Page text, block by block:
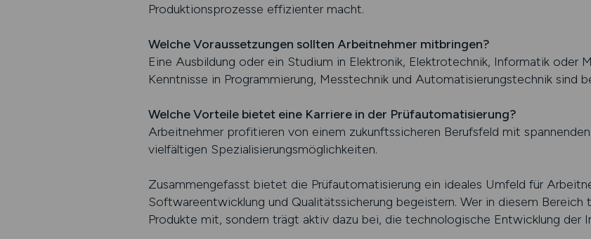
Produktionsprozesse effizienter macht.
Welche Voraussetzungen sollten Arbeitnehmer mitbringen?
Eine Ausbildung oder ein Studium in Elektronik, Elektrotechnik, Informatik oder
Kenntnisse in Programmierung, Messtechnik und Automatisierungstechnik sind
Welche Vorteile bietet eine Karriere in der Prüfautomatisierung?
Arbeitnehmer profitieren von einem zukunftssicheren Berufsfeld mit
vielfältigen Spezialisierungsmöglichkeiten.
Zusammengefasst bietet die Prüfautomatisierung ein ideales Umfeld für
Softwareentwicklung und Qualitätssicherung begeistern. Wer in diesem
Produkte mit, sondern trägt aktiv dazu bei, die technologische Entwicklung der